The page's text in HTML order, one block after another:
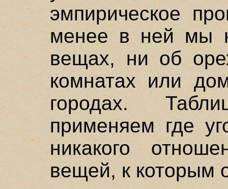
эмпирическое
менее в ней мы
вещах, ни об
комнатах или
городах.
применяем где
никакого
вещей, к которым